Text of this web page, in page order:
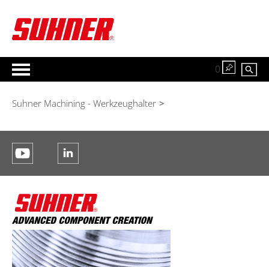
0
Suhner Machining - Werkzeughalter >